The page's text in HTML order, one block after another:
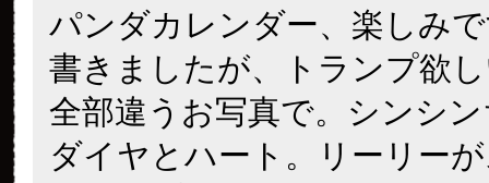
パンダカレンダー、楽しみ
書きましたが、トランプ欲
全部違うお写真で。シンシ
ダイヤとハート。リーリー